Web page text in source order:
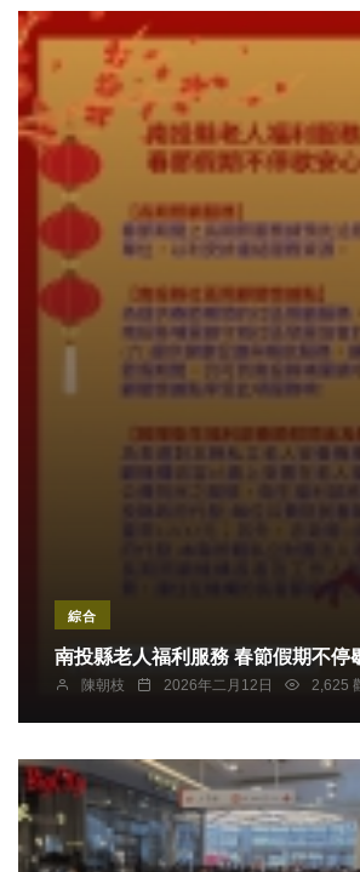
綜合
南投縣老人福利服務 春節假期不停
陳朝枝 2026年二月12日 2,625